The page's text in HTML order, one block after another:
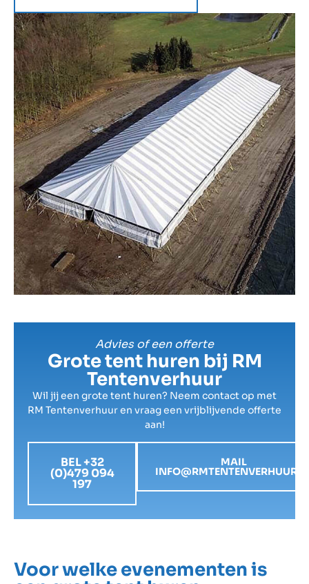
Advies of een offerte
Grote tent huren bij RM
Tentenverhuur
Wil jij een grote tent huren? Neem contact op met
RM Tentenverhuur en vraag een vrijblijvende offerte
aan!
BEL +32
(0)479 094
197
MAIL
Voor welke evenementen is